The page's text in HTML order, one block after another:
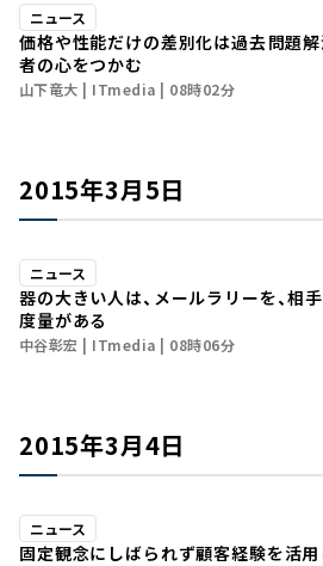
ニュース
価格や性能だけの差別化は過去――問題
者の心をつかむ
山下竜大 ITmedia 08時02分
2015年3月5日
ニュース
器の大きい人は、メールラリーを、相
度量がある
中谷彰宏 ITmedia 08時06分
2015年3月4日
ニュース
固定観念にしばられず顧客経験を活